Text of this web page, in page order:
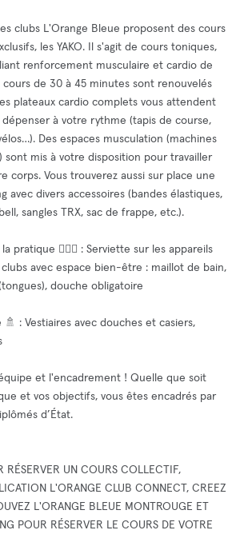
clubs L'Orange Bleue proposent des cours
les YAKO. Il s'agit de cours toniques,
renforcement musculaire et cardio de
de 30 à 45 minutes sont renouvelés
plateaux cardio complets vous attendent
à votre rythme (tapis de course,
Des espaces musculation (machines
sont mis à votre disposition pour travailler
corps. Vous trouverez aussi sur place une
avec divers accessoires (bandes élastiques,
sangles TRX, sac de frappe, etc.).
pratique 🏋🏻‍♀️ : Serviette sur les appareils
avec espace bien-être : maillot de bain,
douche obligatoire
🚿 : Vestiaires avec douches et casiers,
et l'encadrement ! Quelle que soit
et vos objectifs, vous êtes encadrés par
d’État.
UN COURS COLLECTIF,
L'ORANGE CLUB CONNECT, CREEZ
L'ORANGE BLEUE MONTROUGE ET
POUR RÉSERVER LE COURS DE VOTRE